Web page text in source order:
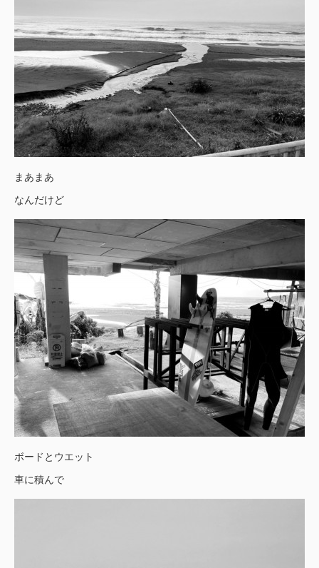
まあまあ
なんだけど
ボードとウエット
車に積んで